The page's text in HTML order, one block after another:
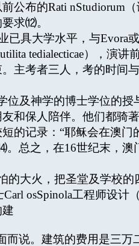
公布的Rati nStudiorum
求⑿。
已具大学水平，与Evora
tedialecticae），
主考者三人，考的时间
及神学的博士学位的授
和保人陪伴。他们都骑
的记录：“耶稣会在澳
总之，在16世纪末，澳
的大火，把圣堂及学校
Carl osSpinola工程师设
而说。建筑的费用是三万